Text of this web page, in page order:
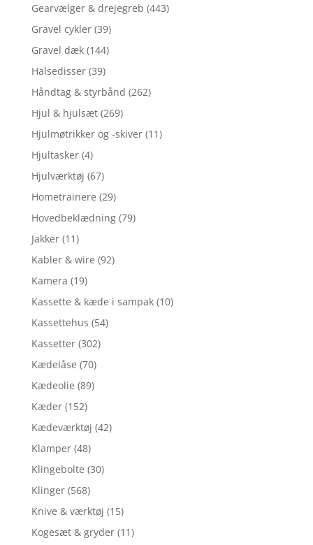
Gearvælger & drejegreb (443)
Gravel cykler (39)
Gravel dæk (144)
Halsedisser (39)
Håndtag & styrbånd (262)
Hjul & hjulsæt (269)
Hjulmøtrikker og -skiver (11)
Hjultasker (4)
Hjulværktøj (67)
Hometrainere (29)
Hovedbeklædning (79)
Jakker (11)
Kabler & wire (92)
Kamera (19)
Kassette & kæde i sampak (10)
Kassettehus (54)
Kassetter (302)
Kædelåse (70)
Kædeolie (89)
Kæder (152)
Kædeværktøj (42)
Klamper (48)
Klingebolte (30)
Klinger (568)
Knive & værktøj (15)
Kogesæt & gryder (11)